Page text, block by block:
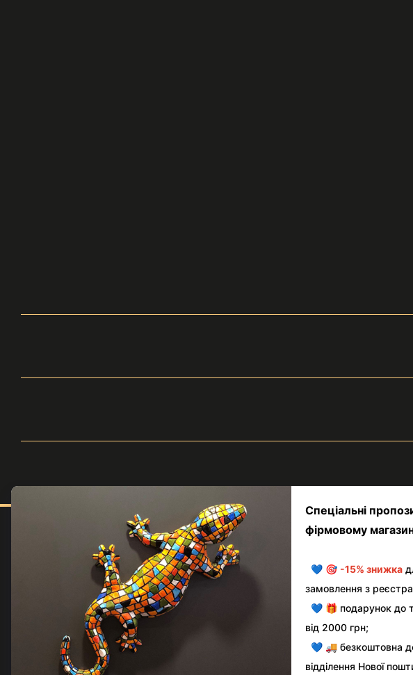
© volle.ua, 2026, ТОВ
Приймаємо до оплати
Мобільна версія
Меню
Каталог
Серії
Кольори
Клієнтам
Про магазин VOLLE
Умови використання
Оплата і доставка
Контактна